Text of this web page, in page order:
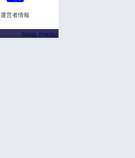
運営者情報